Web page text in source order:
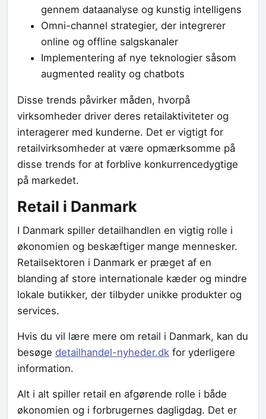
gennem dataanalyse og kunstig intelligens
Omni-channel strategier, der integrerer
online og offline salgskanaler
Implementering af nye teknologier såsom
augmented reality og chatbots
Disse trends påvirker måden, hvorpå
virksomheder driver deres retailaktiviteter og
interagerer med kunderne. Det er vigtigt for
retailvirksomheder at være opmærksomme på
disse trends for at forblive konkurrencedygtige
på markedet.
Retail i Danmark
I Danmark spiller detailhandlen en vigtig rolle i
økonomien og beskæftiger mange mennesker.
Retailsektoren i Danmark er præget af en
blanding af store internationale kæder og mindre
lokale butikker, der tilbyder unikke produkter og
services.
Hvis du vil lære mere om retail i Danmark, kan du
besøge detailhandel-nyheder.dk for yderligere
information.
Alt i alt spiller retail en afgørende rolle i både
økonomien og i forbrugernes dagligdag. Det er